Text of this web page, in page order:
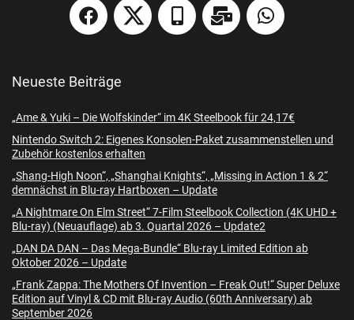
Neueste Beiträge
„Ame & Yuki – Die Wolfskinder“ im 4K Steelbook für 24,17€
Nintendo Switch 2: Eigenes Konsolen-Paket zusammenstellen und
Zubehör kostenlos erhalten
„Shang-High Noon“, „Shanghai Knights“, „Missing in Action 1 & 2“
demnächst in Blu-ray Hartboxen – Update
„A Nightmare On Elm Street“ 7-Film Steelbook Collection (4K UHD +
Blu-ray) (Neuauflage) ab 3. Quartal 2026 – Update2
„DAN DA DAN – Das Mega-Bundle“ Blu-ray Limited Edition ab
Oktober 2026 – Update
„Frank Zappa: The Mothers Of Invention – Freak Out!“ Super Deluxe
Edition auf Vinyl & CD mit Blu-ray Audio (60th Anniversary) ab
September 2026